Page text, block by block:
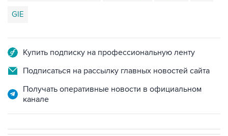
GIE
Купить подписку на профессиональную ленту
Подписаться на рассылку главных новостей сайта
Получать оперативные новости в официальном
канале